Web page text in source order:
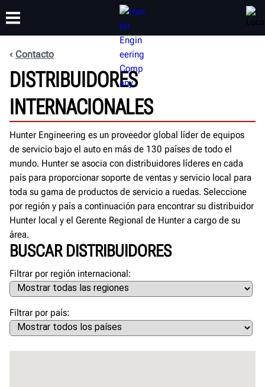
PRODUCTOS SOPORTE
CAPACITACIÓN
Contacto
DISTRIBUIDORES
INTERNACIONALES
Hunter Engineering es un proveedor global líder de equipos
de servicio bajo el auto en más de 130 países de todo el
mundo. Hunter se asocia con distribuidores líderes en cada
país para proporcionar soporte de ventas y servicio local para
toda su gama de productos de servicio a ruedas. Seleccione
por región y país a continuación para encontrar su distribuidor
Hunter local y el Gerente Regional de Hunter a cargo de su
área.
BUSCAR DISTRIBUIDORES
Filtrar por región internacional
Filtrar por país